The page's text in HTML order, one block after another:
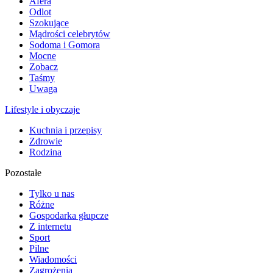
Odlot
Szokujące
Mądrości celebrytów
Sodoma i Gomora
Mocne
Zobacz
Taśmy
Uwaga
Lifestyle i obyczaje
Kuchnia i przepisy
Zdrowie
Rodzina
Pozostałe
Tylko u nas
Różne
Gospodarka głupcze
Z internetu
Sport
Pilne
Wiadomości
Zagrożenia